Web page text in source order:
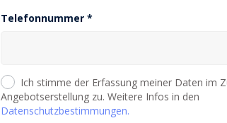
Telefonnummer *
Ich stimme der Erfassung meiner Daten im
Angebotserstellung zu. Weitere Infos in den
Datenschutzbestimmungen.